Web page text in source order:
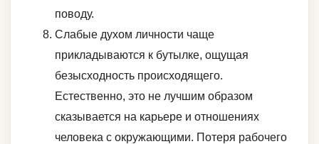
поводу.
Слабые духом личности чаще
прикладываются к бутылке, ощущая
безысходность происходящего.
Естественно, это не лучшим образом
сказывается на карьере и отношениях
человека с окружающими. Потеря рабочего